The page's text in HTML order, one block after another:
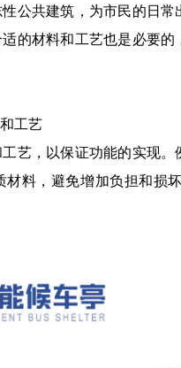
公共建筑，为市民的日
的材料和工艺也是必要
工艺
艺，以保证功能的实现
料，避免增加负担和损